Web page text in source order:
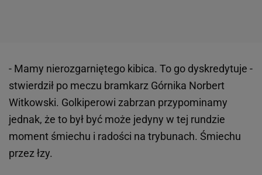
- Mamy nierozgarniętego kibica. To go dyskredytuje -
stwierdził po meczu bramkarz Górnika Norbert
Witkowski. Golkiperowi zabrzan przypominamy
jednak, że to był być może jedyny w tej rundzie
moment śmiechu i radości na trybunach. Śmiechu
przez łzy.